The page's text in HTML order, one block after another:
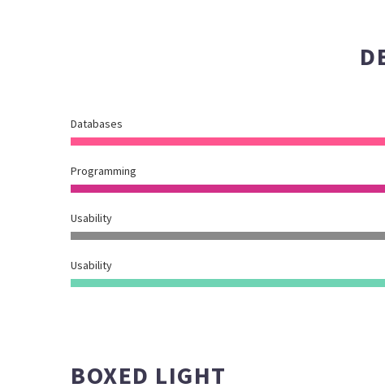
Databases
Programming
Usability
Usability
BOXED LIGHT